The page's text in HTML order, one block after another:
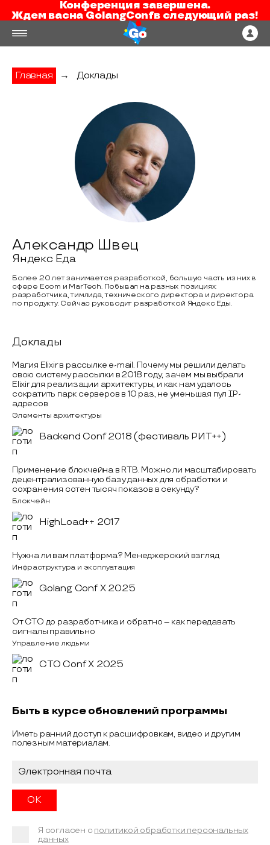
Конференция завершена.
Ждем васна GolangConfв следующий раз!
Главная → Доклады
Александр Швец
Яндекс Еда
Более 20 лет занимается разработкой, большую часть из них в
сфере Ecom и MarTech. Побывал на разных позициях:
разработчика, тимлида, технического директора и директора
по продукту. Сейчас руководит разработкой Яндекс Еды.
Доклады
Магия Elixir в рассылке e-mail. Почему мы решили делать
свою систему рассылки в 2018 году, зачем мы выбрали
Elixir для реализации архитектуры, и как нам удалось
сократить парк серверов в 10 раз, не уменьшая пул IP-
адресов
Элементы архитектуры
Backend Conf 2018 (фестиваль РИТ++)
Применение блокчейна в RTB. Можно ли масштабировать
децентрализованную базу данных для обработки и
сохранения сотен тысяч показов в секунду?
Блокчейн
HighLoad++ 2017
Нужна ли вам платформа? Менеджерский взгляд
Инфраструктура и эксплуатация
Golang Conf X 2025
От CTO до разработчика и обратно – как передавать
сигналы правильно
Управление людьми
CTO Conf X 2025
Быть в курсе обновлений программы
Иметь ранний доступ к расшифровкам, видео и другим
полезным материалам.
Я согласен с политикой обработки персональных
данных